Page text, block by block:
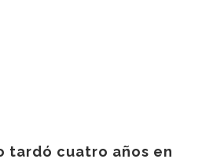
tardó cuatro años en